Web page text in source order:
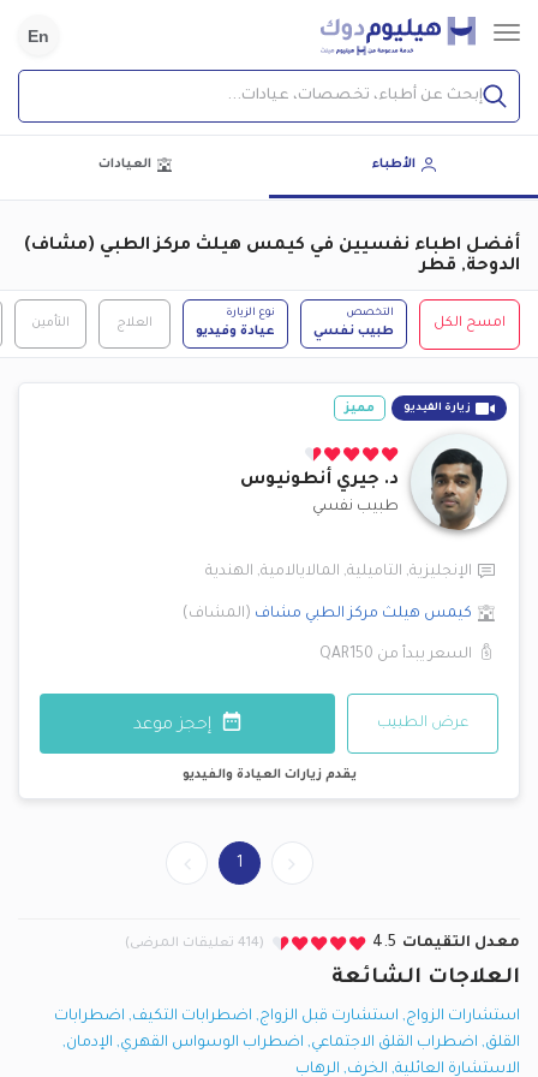
En
إبحث عن أطباء، تخصصات، عيادات...
الأطباء العيادات
أفضل اطباء نفسيين في كيمس هيلث مركز الطبي (مشاف)
الدوحة, قطر
امسح الكل
التخصص
طبيب نفسي
نوع الزيارة
عيادة وفيديو
العلاج التأمين
زيارة الفيديو مميز
د. جيري أنطونيوس
طبيب نفسي
الإنجليزية, التاميلية, المالايالامية, الهندية
كيمس هيلث مركز الطبي مشاف (المشاف)
السعر يبدأ من QAR150
عرض الطبيب إحجز موعد
يقدم زيارات العيادة والفيديو
1
معدل التقيمات 4.5 (414 تعليقات المرضى)
العلاجات الشائعة
استشارات الزواج, استشارت قبل الزواج, اضطرابات التكيف, اضطرابات
القلق, اضطراب القلق الاجتماعي, اضطراب الوسواس القهري, الإدمان,
الاستشارة العائلية, الخرف, الرهاب